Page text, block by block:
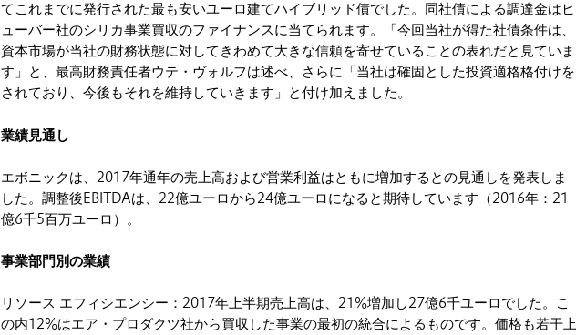
てこれまでに発行された最も安いユーロ建てハイブリッド債でした。同社債による調達金はヒ
ューバー社のシリカ事業買収のファイナンスに当てられます。「今回当社が得た社債条件は、
資本市場が当社の財務状態に対してきわめて大きな信頼を寄せていることの表れだと見ていま
す」と、最高財務責任者ウテ・ヴォルフは述べ、さらに「当社は確固とした投資適格格付けを
されており、今後もそれを維持していきます」と付け加えました。
業績見通し
エボニックは、2017年通年の売上高および営業利益はともに増加するとの見通しを発表しま
した。調整後EBITDAは、22億ユーロから24億ユーロになると期待しています（2016年：21
億6千5百万ユーロ）。
事業部門別の業績
リソース エフィシエンシー：2017年上半期売上高は、21%増加し27億6千ユーロでした。こ
の内12%はエア・プロダクツ社から買収した事業の最初の統合によるものです。価格も若干上